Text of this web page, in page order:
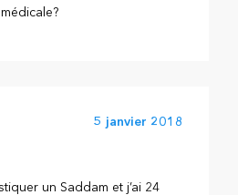
5 janvier 2018
un Saddam et j’ai 24